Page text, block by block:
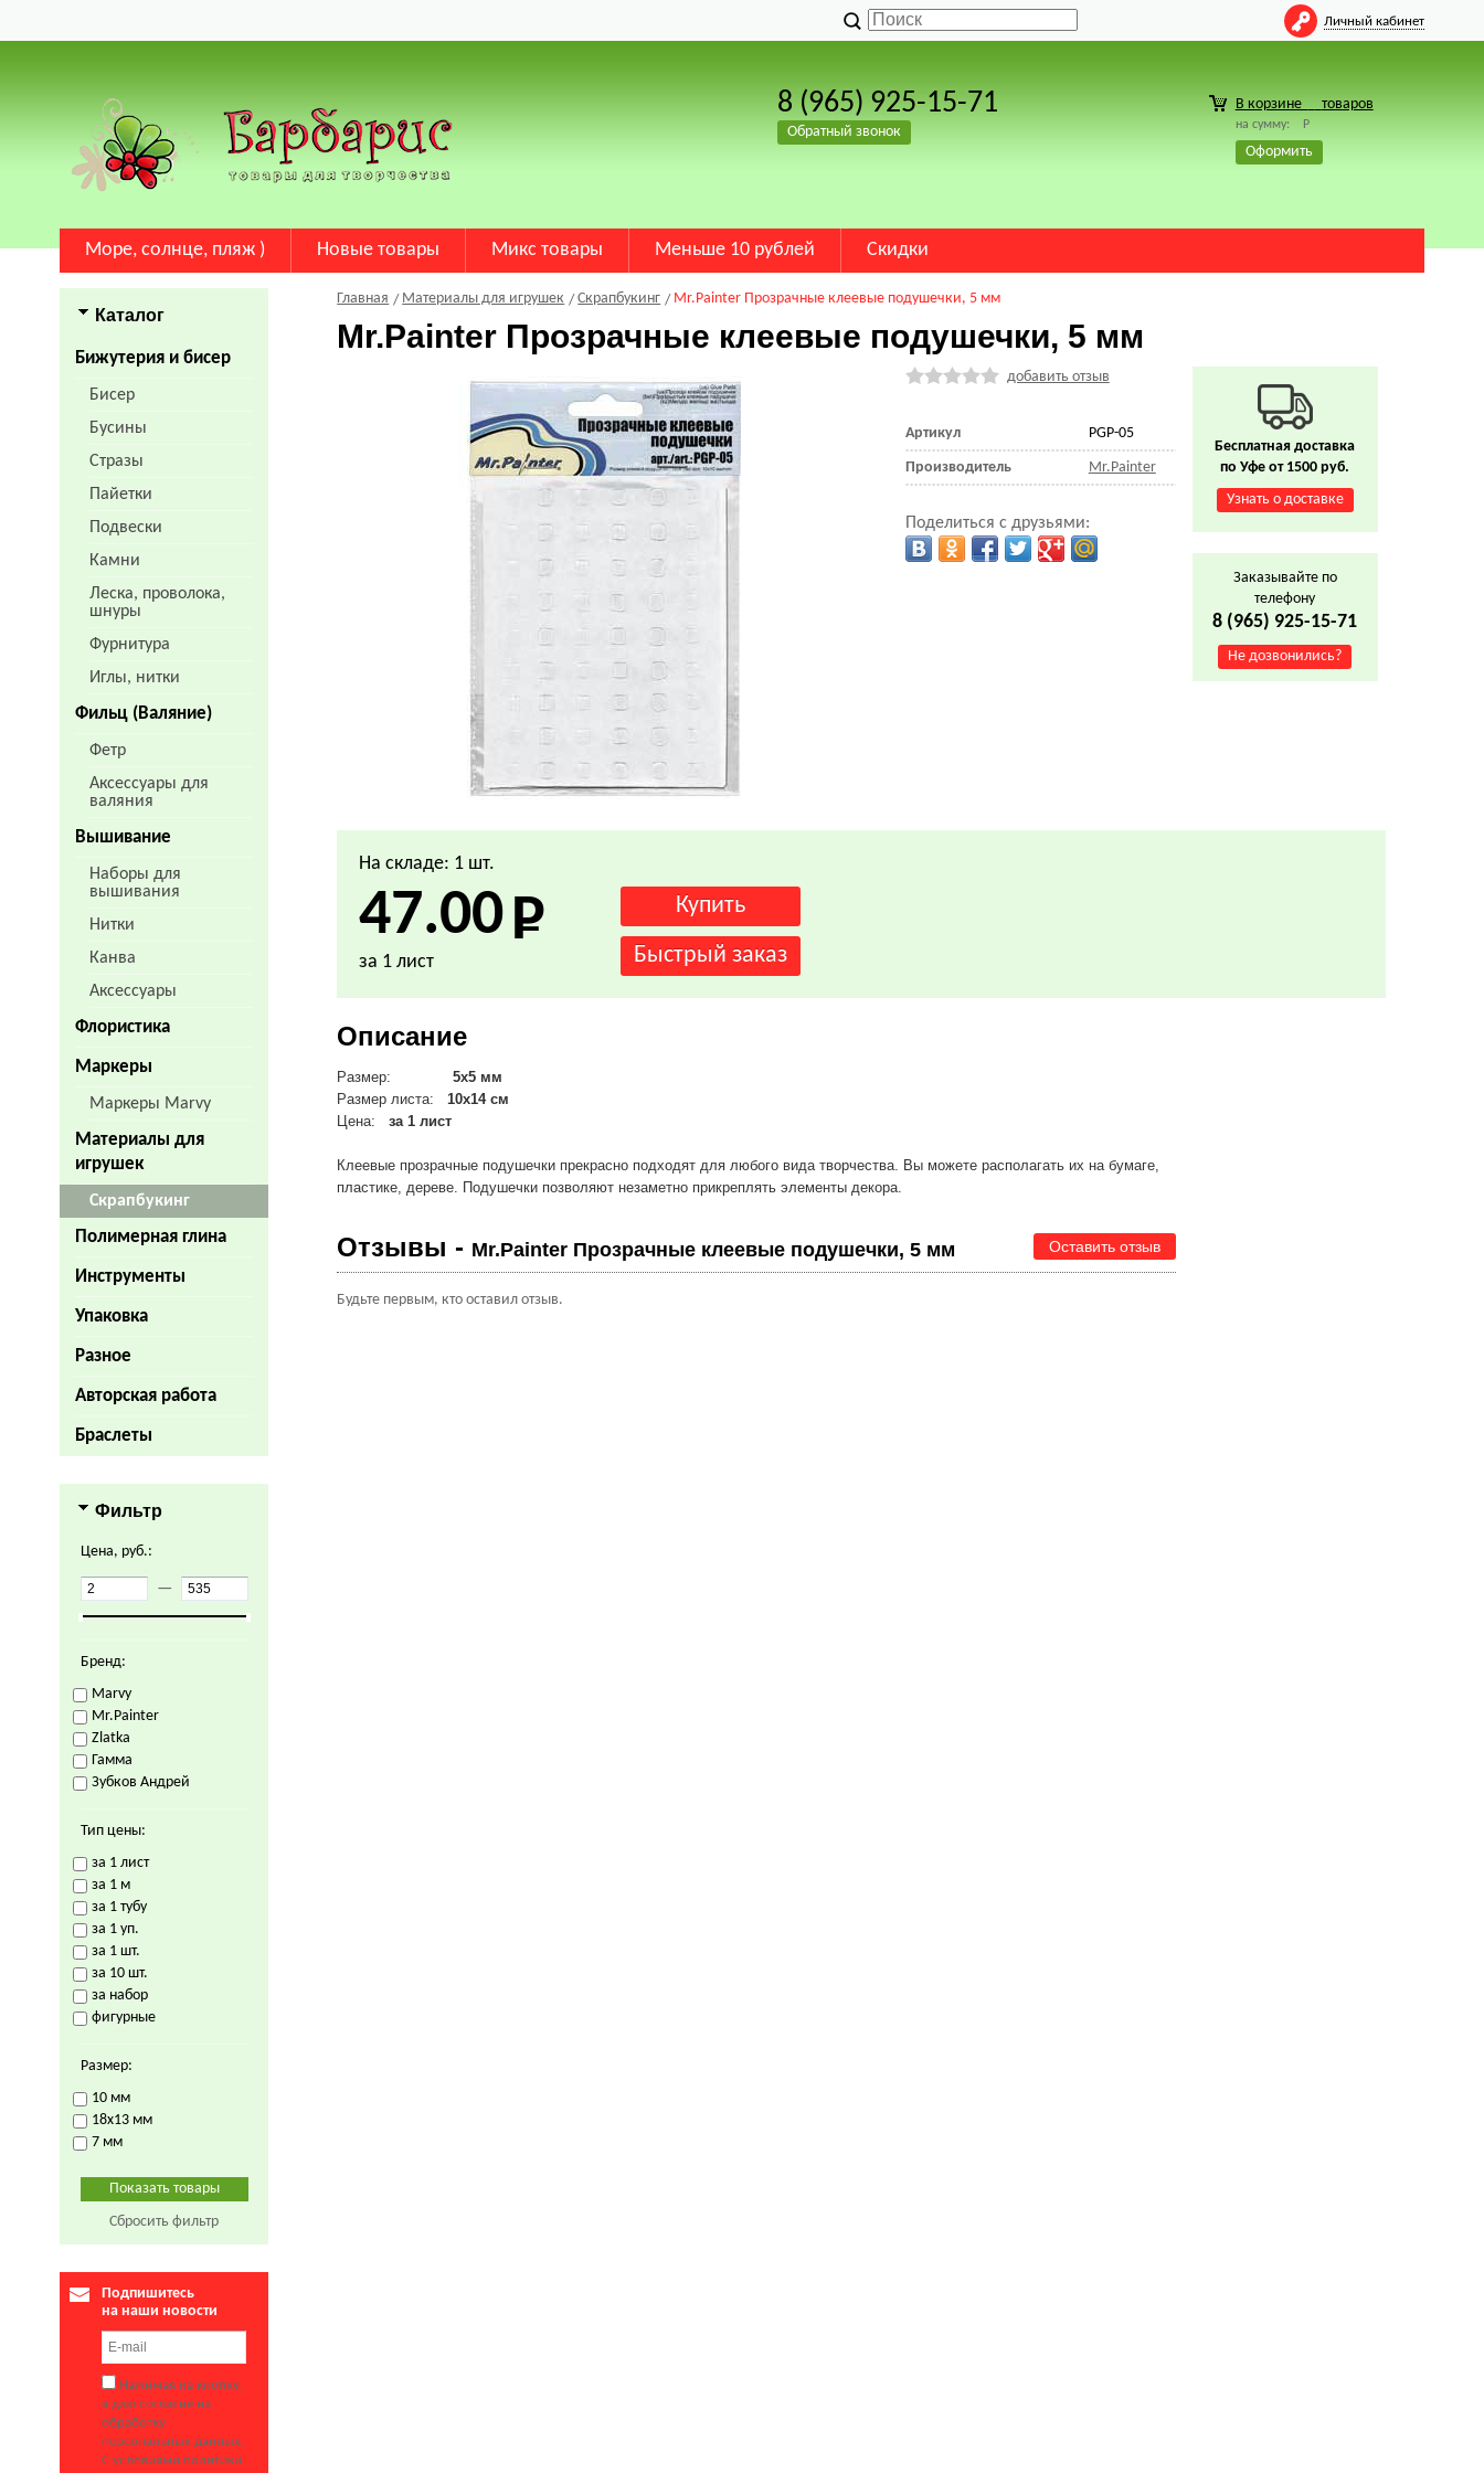
Личный кабинет
8 (965) 925-15-71
Обратный звонок
В корзине товаров
на сумму: Р
Оформить
Море, солнце, пляж ) Новые товары Микс товары Меньше 10 рублей Скидки
Каталог
Бижутерия и бисер
Бисер
Бусины
Стразы
Пайетки
Подвески
Камни
Леска, проволока,
шнуры
Фурнитура
Иглы, нитки
Фильц (Валяние)
Фетр
Аксессуары для
валяния
Вышивание
Наборы для
вышивания
Нитки
Канва
Аксессуары
Флористика
Маркеры
Маркеры Marvy
Материалы для
игрушек
Скрапбукинг
Полимерная глина
Инструменты
Упаковка
Разное
Авторская работа
Браслеты
Фильтр
Цена, руб.:
—
Бренд:
Marvy
Mr.Painter
Zlatka
Гамма
Зубков Андрей
Тип цены:
за 1 лист
за 1 м
за 1 тубу
за 1 уп.
за 1 шт.
за 10 шт.
за набор
фигурные
Размер:
10 мм
18х13 мм
7 мм
Сбросить фильтр
Подпишитесь
на наши новости
Нажимая на кнопку,
я даю согласие на
обработку
персональных данных.
С условиями политики
Главная Материалы для игрушек Скрапбукинг Mr.Painter Прозрачные клеевые подушечки, 5 мм
Mr.Painter Прозрачные клеевые подушечки, 5 мм
добавить отзыв
Артикул PGP-05
Производитель Mr.Painter
Поделиться с друзьями:
На складе: 1 шт.
47.00
за 1 лист
Описание
Размер:
5х5 мм
Размер листа:10х14см
Цена:
за 1 лист
Клеевые прозрачные подушечки прекрасно подходят для любого вида творчества. Вы можете располагать их на бумаге,
пластике, дереве. Подушечки позволяют незаметно прикреплять элементы декора.
Отзывы - Mr.Painter Прозрачные клеевые подушечки, 5 мм Оставить отзыв
Будьте первым, кто оставил отзыв.
Бесплатная доставка
по Уфе от 1500 руб.
Узнать о доставке
Заказывайте по
телефону
8 (965) 925-15-71
Не дозвонились?